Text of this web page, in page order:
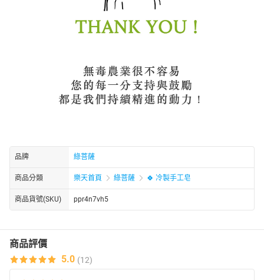
品牌 綠菩薩
商品分類 樂天首頁 綠菩薩 🍀 冷製手工皂
商品貨號(SKU) ppr4n7vh5
商品評價
5.0 (12)